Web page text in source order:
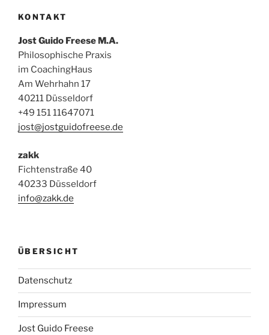
KONTAKT
Jost Guido Freese M.A.
Philosophische Praxis
im CoachingHaus
Am Wehrhahn 17
40211 Düsseldorf
+49 151 11647071
jost@jostguidofreese.de
zakk
Fichtenstraße 40
40233 Düsseldorf
info@zakk.de
ÜBERSICHT
Datenschutz
Impressum
Jost Guido Freese